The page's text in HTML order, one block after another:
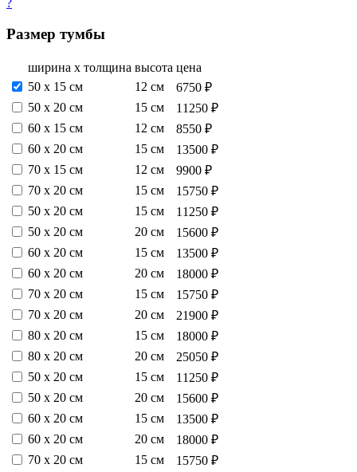
?
Размер тумбы
ширина х толщина высота цена
50 х 15 см
12 см
6750 ₽
50 х 20 см
15 см
11250 ₽
60 х 15 см
12 см
8550 ₽
60 х 20 см
15 см
13500 ₽
70 х 15 см
12 см
9900 ₽
70 х 20 см
15 см
15750 ₽
50 х 20 см
15 см
11250 ₽
50 х 20 см
20 см
15600 ₽
60 х 20 см
15 см
13500 ₽
60 х 20 см
20 см
18000 ₽
70 х 20 см
15 см
15750 ₽
70 х 20 см
20 см
21900 ₽
80 х 20 см
15 см
18000 ₽
80 х 20 см
20 см
25050 ₽
50 х 20 см
15 см
11250 ₽
50 х 20 см
20 см
15600 ₽
60 х 20 см
15 см
13500 ₽
60 х 20 см
20 см
18000 ₽
70 х 20 см
15 см
15750 ₽